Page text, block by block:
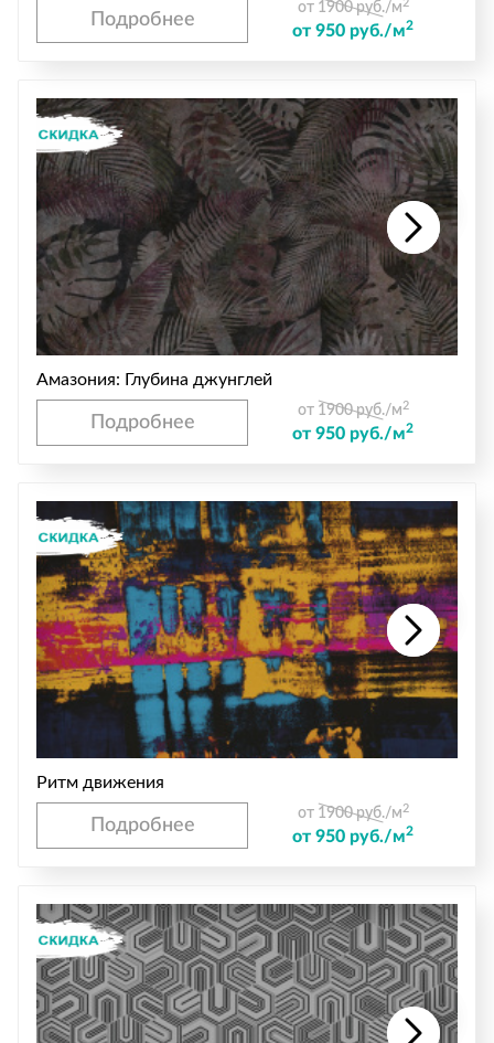
Подробнее
от 1900 руб./м 2
от 950 руб./м2
Амазония: Глубина джунглей
Подробнее
от 1900 руб./м 2
от 950 руб./м2
Ритм движения
Подробнее
от 1900 руб./м 2
от 950 руб./м2